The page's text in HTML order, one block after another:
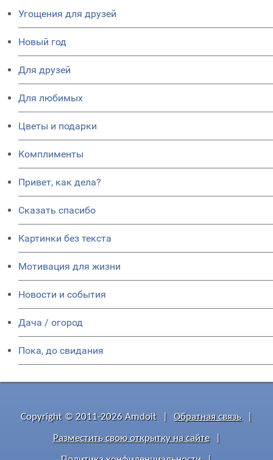
Угощения для друзей
Новый год
Для друзей
Для любимых
Цветы и подарки
Комплименты
Привет, как дела?
Сказать спасибо
Картинки без текста
Мотивация для жизни
Новости и события
Дача / огород
Пока, до свидания
Copyright © 2011-2026 Amdoit Обратная связь
Разместить свою открытку на сайте